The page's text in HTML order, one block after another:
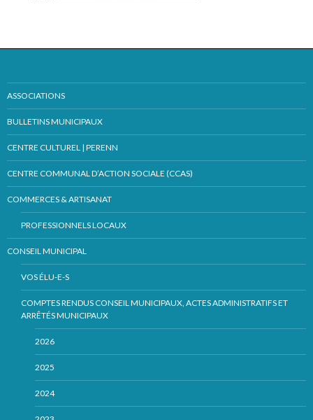
ASSOCIATIONS
BULLETINS MUNICIPAUX
CENTRE CULTUREL | PERENN
CENTRE COMMUNAL D’ACTION SOCIALE (CCAS)
COMMERCES & ARTISANAT
PROFESSIONNELS LOCAUX
CONSEIL MUNICIPAL
VOS ÉLU-E-S
COMPTES RENDUS CONSEIL MUNICIPAUX, ACTES ADMINISTRATIFS ET
ARRÊTÉS MUNICIPAUX
2026
2025
2024